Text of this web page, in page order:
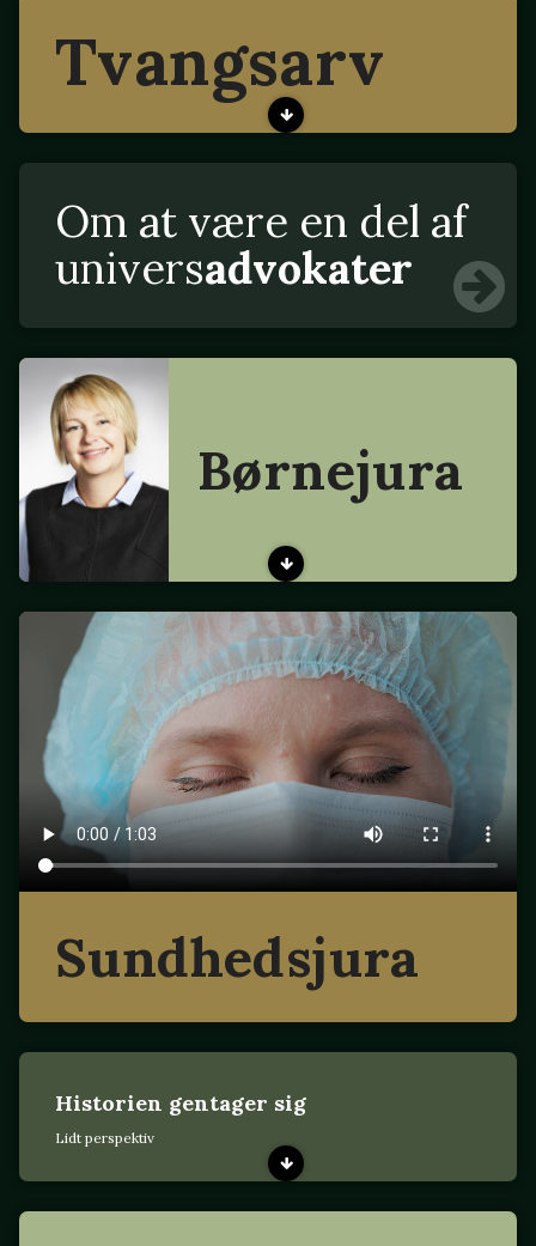
Tvangsarv
Om at være en del af
universadvokater
Børnejura
Sundhedsjura
Historien gentager sig
Lidt perspektiv